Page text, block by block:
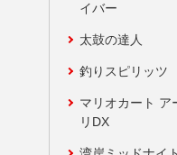
イバー
太鼓の達人
釣りスピリッツ
マリオカート ア
リDX